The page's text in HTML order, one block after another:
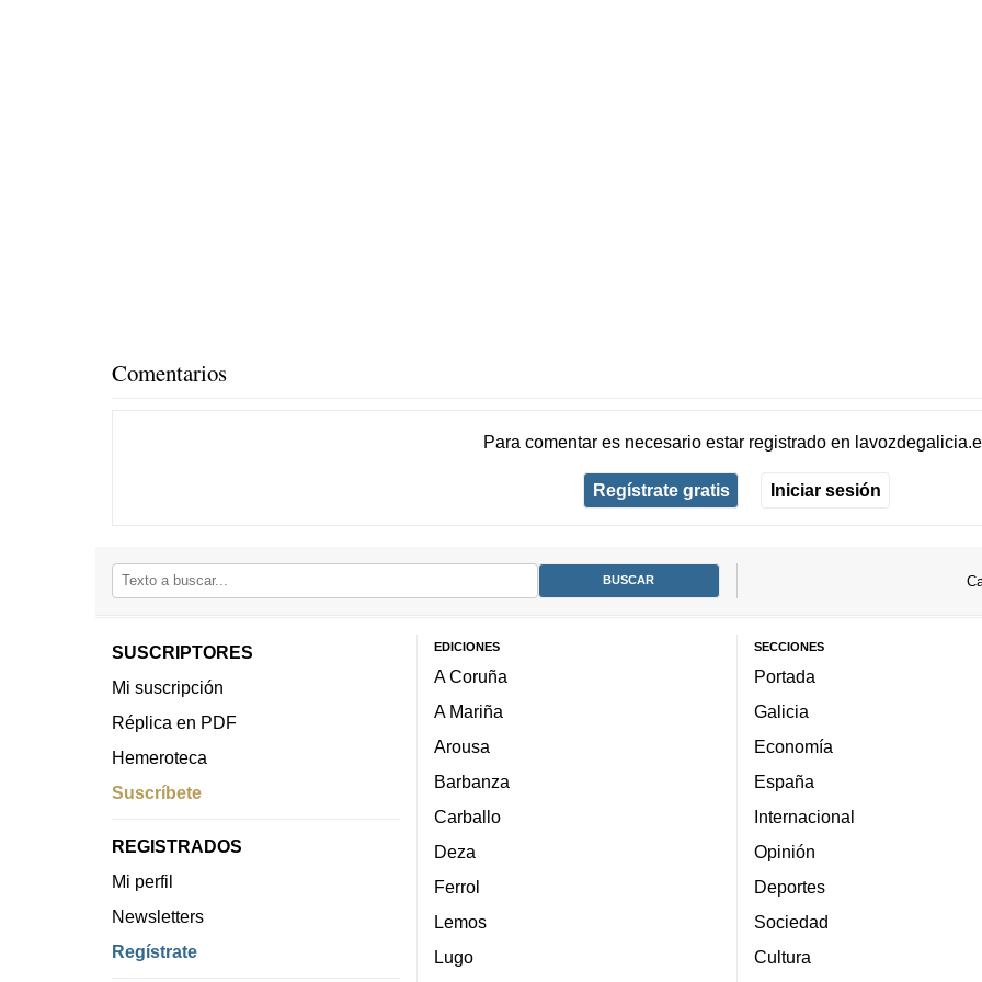
Comentarios
Para comentar es necesario estar registradoen
Regístrate gratis Iniciar sesión
SUSCRIPTORES
Mi suscripción
Réplica en PDF
Hemeroteca
Suscríbete
REGISTRADOS
Mi perfil
Newsletters
Regístrate
EDICIONES
A Coruña
A Mariña
Arousa
Barbanza
Carballo
Deza
Ferrol
Lemos
Lugo
SECCIONES
Portada
Galicia
Economía
España
Internacional
Opinión
Deportes
Sociedad
Cultura